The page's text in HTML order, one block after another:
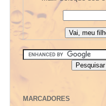
MARCADORES